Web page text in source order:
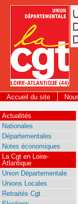
Panneau de gestion
Accueil du site
Actualités
Nationales
Départementales
Notes économiques
La Cgt en Loire-
Atlantique
Union Départementale
Unions Locales
Retraités Cgt